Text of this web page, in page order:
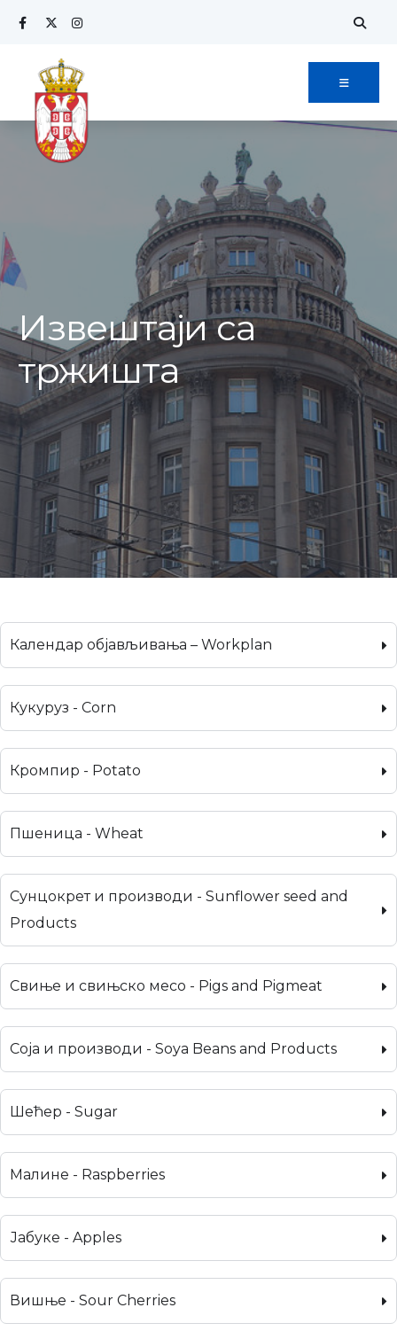
Извештаји са
тржишта
Календар објављивања – Workplan
Кукуруз - Corn
Кромпир - Potato
Пшеница - Wheat
Сунцокрет и производи - Sunflower seed and
Products
Свиње и свињско месо - Pigs and Pigmeat
Соја и производи - Soya Beans and Products
Шећер - Sugar
Малине - Raspberries
Јабуке - Apples
Вишње - Sour Cherries